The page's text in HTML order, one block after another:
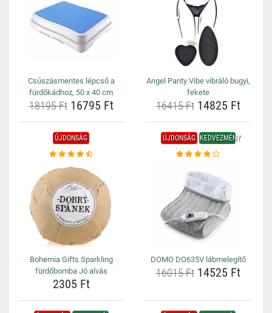
Csúszásmentes lépcső a
fürdőkádhoz, 50 x 40 cm
18195 Ft16795 Ft
Angel Panty Vibe vibráló bugyi,
fekete
16415 Ft14825 Ft
ÚJDONSÁG
Bohemia Gifts Sparkling
fürdőbomba Jó alvás
2305 Ft
ÚJDONSÁG KEDVEZMÉNY
DOMO DO635V lábmelegítő
16015 Ft14525 Ft